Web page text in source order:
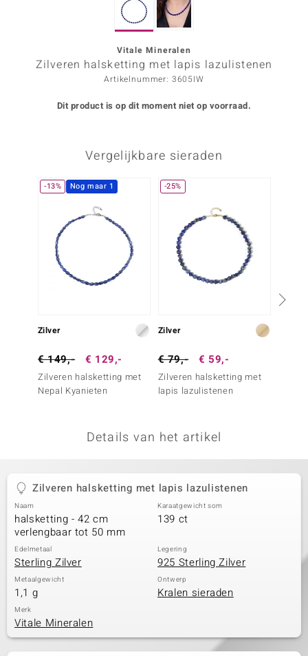
Designs
Vitale Mineralen
Zilveren halsketting met lapis lazulistenen
Artikelnummer: 3605IW
Dit product is op dit moment niet op voorraad.
Vergelijkbare sieraden
-13% Nog maar 1
Zilver
€ 149,- € 129,-
Zilveren halsketting met
Nepal Kyanieten
-25%
Zilver
€ 79,- € 59,-
Zilveren halsketting met
lapis lazulistenen
Details van het artikel
Zilveren halsketting met lapis lazulistenen
Naam
halsketting - 42 cm
verlengbaar tot 50 mm
Karaatgewicht som
139 ct
Edelmetaal
Sterling Zilver
Legering
925 Sterling Zilver
Metaalgewicht
1,1 g
Ontwerp
Kralen sieraden
Merk
Vitale Mineralen